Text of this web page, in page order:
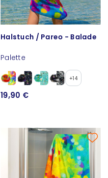
Halstuch / Pareo - Balade
Palette
+14
19,90 €